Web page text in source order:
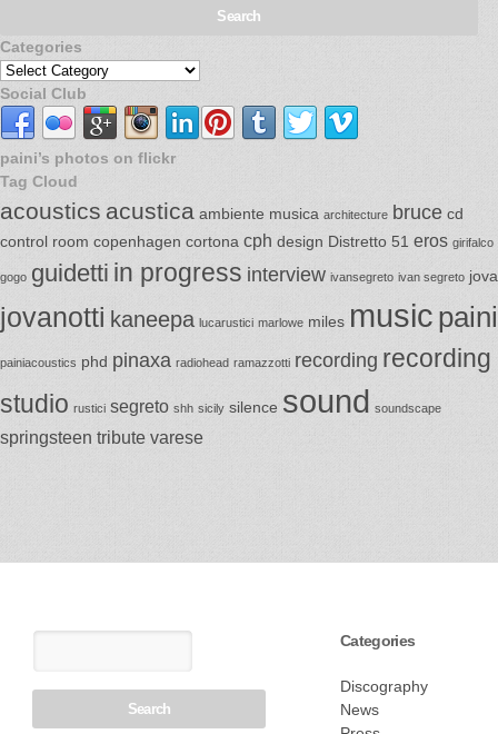
Categories
Social Club
paini’s photos on flickr
Tag Cloud
acoustics acustica ambiente musica architecture bruce cd
control room copenhagen cortona cph design Distretto 51 eros girifalco
gogo guidetti in progress interview ivansegreto ivan segreto jova
jovanotti kaneepa lucarustici marlowe miles music paini
painiacoustics phd pinaxa radiohead ramazzotti recording recording
studio rustici segreto shh sicily silence sound soundscape
springsteen tribute varese
Categories
Discography
News